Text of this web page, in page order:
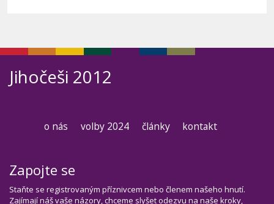
Jihočeši 2012
o nás volby 2024 články kontakt
Zapojte se
Staňte se registrovaným příznivcem nebo členem našeho hnutí.
Zajímají náš vaše názory, chceme slyšet odezvu na naše kroky,